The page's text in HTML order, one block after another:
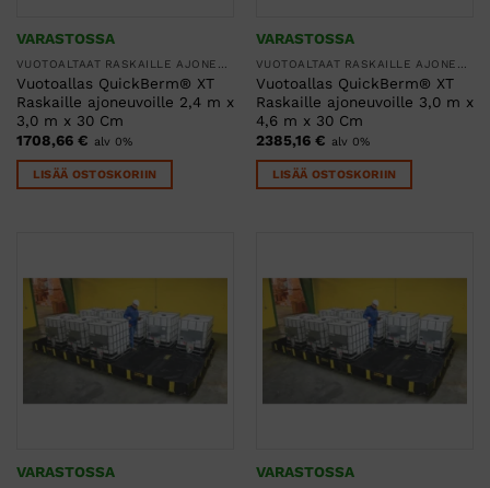
VARASTOSSA
Vuotoallas QuickBerm® XT
Raskaille ajoneuvoille 2,4 m x
3,0 m x 30 Cm
1708,66 € alv 0%
LISÄÄ OSTOSKORIIN
VARASTOSSA
Vuotoallas QuickBerm® XT
Raskaille ajoneuvoille 3,0 m x
4,6 m x 30 Cm
2385,16 € alv 0%
LISÄÄ OSTOSKORIIN
VARASTOSSA VARASTOSSA